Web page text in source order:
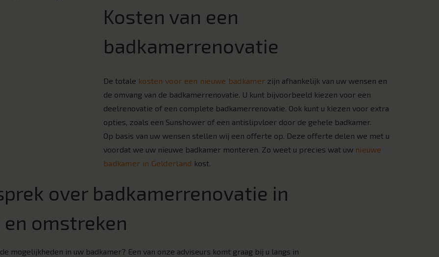
Kosten van een
badkamerrenovatie
De totale kosten voor een nieuwe badkamer zijn afhankelijk van uw wensen en
de omvang van de badkamerrenovatie. U kunt bijvoorbeeld kiezen voor een
deelrenovatie of een complete badkamerrenovatie. Ook kunt u kiezen voor extra
opties, zoals een Sunshower of een antislipvloer door de gehele badkamer.
Op basis van uw wensen stellen wij een offerte op. Deze offerte delen we met u
voordat we uw nieuwe badkamer monteren. Zo weet u precies wat uw nieuwe
badkamer in Gelderland kost.
over badkamerrenovatie in
omstreken
mogelijkheden in uw badkamer? Een van onze adviseurs komt graag bij u langs in